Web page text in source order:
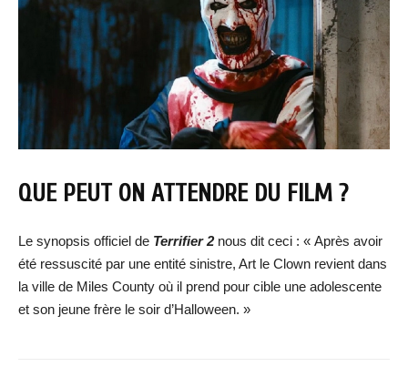
QUE PEUT ON ATTENDRE DU FILM ?
Le synopsis officiel de Terrifier 2nous dit ceci : « Après avoir
été ressuscité par une entité sinistre, Art le Clown revient dans
la ville de Miles County où il prend pour cible une adolescente
et son jeune frère le soir d’Halloween. »